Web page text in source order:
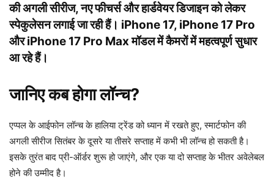
की अगली सीरीज, नए फीचर्स और हार्डवेयर डिजाइन को लेकर
स्पेकुलेसन लगाई जा रही हैं। iPhone 17, iPhone 17 Pro
और iPhone 17 Pro Max मॉडल में कैमरों में महत्वपूर्ण सुधार
आ रहे हैं।
जानिए कब होगा लॉन्च?
एप्पल के आईफोन लॉन्च के हालिया ट्रेंड को ध्यान में रखते हुए, स्मार्टफोन की
अगली सीरीज सितंबर के दूसरे या तीसरे सप्ताह में कभी भी लॉन्च हो सकती है।
इसके तुरंत बाद प्री-ऑर्डर शुरू हो जाएंगे, और एक या दो सप्ताह के भीतर अवेलेबल
होने की उम्मीद है।